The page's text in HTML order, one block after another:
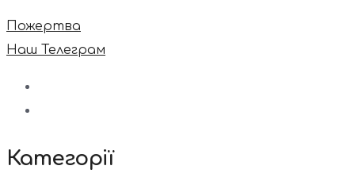
Пожертва
Наш Телеграм
Категорії